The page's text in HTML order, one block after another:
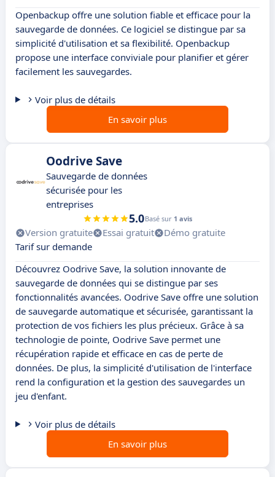
Openbackup offre une solution fiable et efficace pour la
sauvegarde de données. Ce logiciel se distingue par sa
simplicité d'utilisation et sa flexibilité. Openbackup
propose une interface conviviale pour planifier et gérer
facilement les sauvegardes.
Voir plus de détails
En savoir plus
Oodrive Save
Sauvegarde de données
sécurisée pour les
entreprises
5.0Basé sur 1 avis
Version gratuite Essai gratuit
Démo gratuite
Tarif sur demande
Découvrez Oodrive Save, la solution innovante de
sauvegarde de données qui se distingue par ses
fonctionnalités avancées. Oodrive Save offre une solution
de sauvegarde automatique et sécurisée, garantissant la
protection de vos fichiers les plus précieux. Grâce à sa
technologie de pointe, Oodrive Save permet une
récupération rapide et efficace en cas de perte de
données. De plus, la simplicité d'utilisation de l'interface
rend la configuration et la gestion des sauvegardes un
jeu d'enfant.
Voir plus de détails
En savoir plus